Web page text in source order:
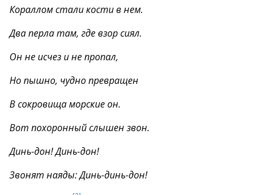
Кораллом стали кости в нем.
Два перла там, где взор сиял.
Он не исчез и не пропал,
Но пышно, чудно превращен
В сокровища морские он.
Вот похоронный слышен звон.
Динь-дон! Динь-дон!
Звонят наяды: Динь-динь-дон!